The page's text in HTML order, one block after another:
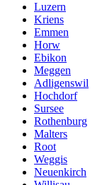
Luzern
Kriens
Emmen
Horw
Ebikon
Meggen
Adligenswil
Hochdorf
Sursee
Rothenburg
Malters
Root
Weggis
Neuenkirch